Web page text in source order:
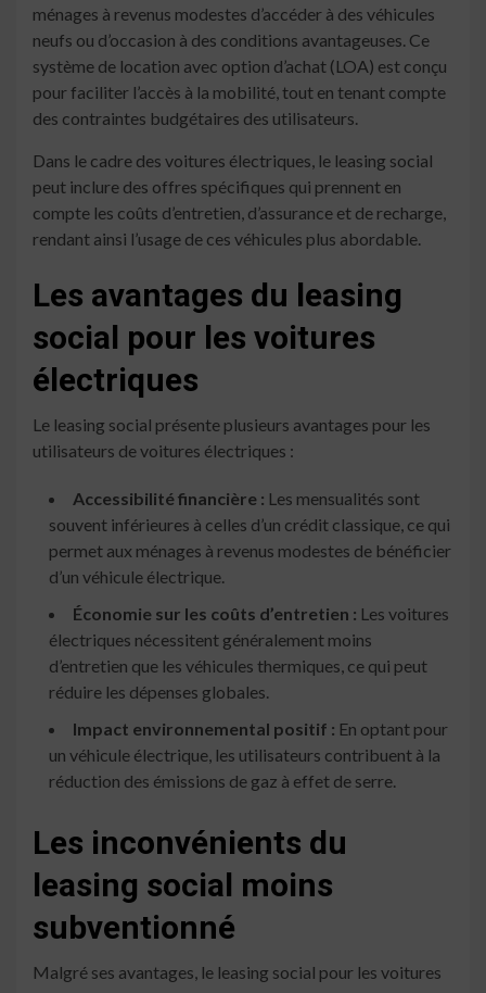
ménages à revenus modestes d’accéder à des véhicules
neufs ou d’occasion à des conditions avantageuses. Ce
système de location avec option d’achat (LOA) est conçu
pour faciliter l’accès à la mobilité, tout en tenant compte
des contraintes budgétaires des utilisateurs.
Dans le cadre des voitures électriques, le leasing social
peut inclure des offres spécifiques qui prennent en
compte les coûts d’entretien, d’assurance et de recharge,
rendant ainsi l’usage de ces véhicules plus abordable.
Les avantages du leasing
social pour les voitures
électriques
Le leasing social présente plusieurs avantages pour les
utilisateurs de voitures électriques :
Accessibilité financière : Les mensualités sont
souvent inférieures à celles d’un crédit classique, ce qui
permet aux ménages à revenus modestes de bénéficier
d’un véhicule électrique.
Économie sur les coûts d’entretien : Les voitures
électriques nécessitent généralement moins
d’entretien que les véhicules thermiques, ce qui peut
réduire les dépenses globales.
Impact environnemental positif : En optant pour
un véhicule électrique, les utilisateurs contribuent à la
réduction des émissions de gaz à effet de serre.
Les inconvénients du
leasing social moins
subventionné
Malgré ses avantages, le leasing social pour les voitures